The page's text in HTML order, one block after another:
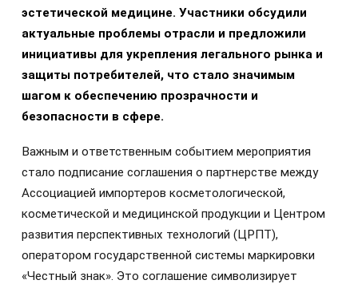
эстетической медицине. Участники обсудили
актуальные проблемы отрасли и предложили
инициативы для укрепления легального рынка и
защиты потребителей, что стало значимым
шагом к обеспечению прозрачности и
безопасности в сфере.
Важным и ответственным событием мероприятия
стало подписание соглашения о партнерстве между
Ассоциацией импортеров косметологической,
косметической и медицинской продукции и Центром
развития перспективных технологий (ЦРПТ),
оператором государственной системы маркировки
«Честный знак». Это соглашение символизирует